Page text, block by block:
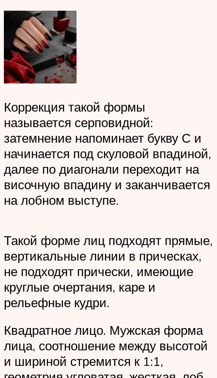
Коррекция такой формы
называется серповидной:
затемнение напоминает букву С и
начинается под скуловой впадиной,
далее по диагонали переходит на
височную впадину и заканчивается
на лобном выступе.
Такой форме лиц подходят прямые,
вертикальные линии в прическах,
не подходят прически, имеющие
круглые очертания, каре и
рельефные кудри.
Квадратное лицо. Мужская форма
лица, соотношение между высотой
и шириной стремится к 1:1,